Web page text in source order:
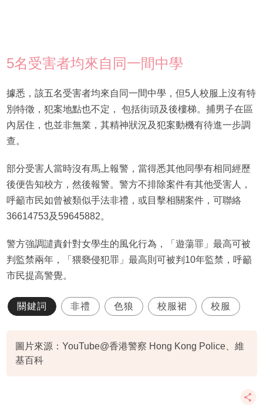
5名受害者均來自同一間中學
據悉，該五名受害者均來自同一間中學，但5人校服上沒有特
別特徵，犯案地點也不定， 包括街頭及後樓梯。捕男子在區
內居住，也並非無業，其精神狀況及犯案動機有待進一步調
查。
部分受害人當時沒有馬上報警，當得悉其他同學有相同經歷
後便告知校方，然後報警。警方不排除案件有其他受害人，
呼籲市民如曾被類似手法非禮，或目擊相關案件，可聯絡
36614753及59645882。
警方強調譴責針對女學生的風化行為，「遊蕩罪」最高可被
判監禁兩年，「猥褻侵犯罪」最高則可被判10年監禁，呼籲
市民提高警覺。
關鍵詞 非禮 色狼 校服裙 校服
圖片來源：YouTube@香港警察 Hong Kong Police、維
基百科